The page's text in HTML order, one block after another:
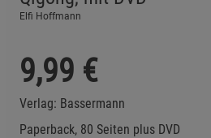
Elfi Hoffmann
9,99 €
Verlag: Bassermann
Paperback, 80 Seiten plus DVD